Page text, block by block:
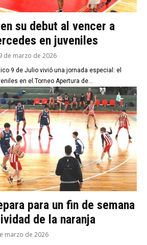
su debut al vencer a
en juveniles
de marzo de 2026
9 de Julio vivió una jornada especial: el
en el Torneo Apertura de...
para un fin de semana
de la naranja
marzo de 2026